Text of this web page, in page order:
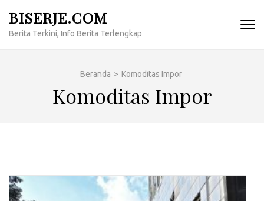
konten
BISERJE.COM
Berita Terkini, Info Berita Terlengkap
Beranda > Komoditas Impor
Komoditas Impor